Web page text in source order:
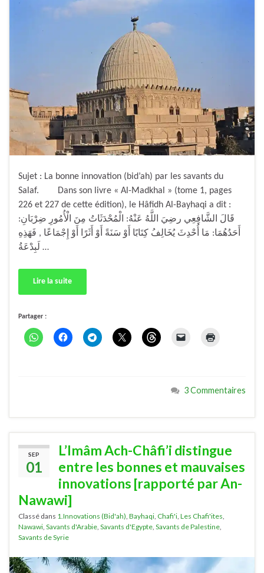
Sujet : La bonne innovation (bid’ah) par les savants du
Salaf. Dans son livre « Al-Madkhal » (tome 1, pages
226 et 227 de cette édition), le Hâfidh Al-Bayhaqi a dit :
قَالَ الشَّافِعِي رضِيَ اللَّهُ عَنْهُ: الْمُحْدَثَاتُ مِنَ الْأُمُورِ ضِرْبَانِ:
أَحَدُهُمَا: مَا أُحْدِثَ يُخَالِفُ كِتَابًا أَوْ سَنَةً أَوْ أَثَرًا أَوْ إِجْمَاعًا , فَهَذِهِ
لَبِدْعَةُ …
Lire la suite
Partager :
3 Commentaires
SEP
01
L’Imâm Ach-Châfi’i distingue
entre les bonnes et mauvaises
innovations [rapporté par An-
Nawawi]
Classé dans 1.Innovations (Bid'ah) Bayhaqi Chafi'i Les Chafi'ites
Nawawi Savants d'Arabie Savants d'Egypte Savants de Palestine
Savants de Syrie